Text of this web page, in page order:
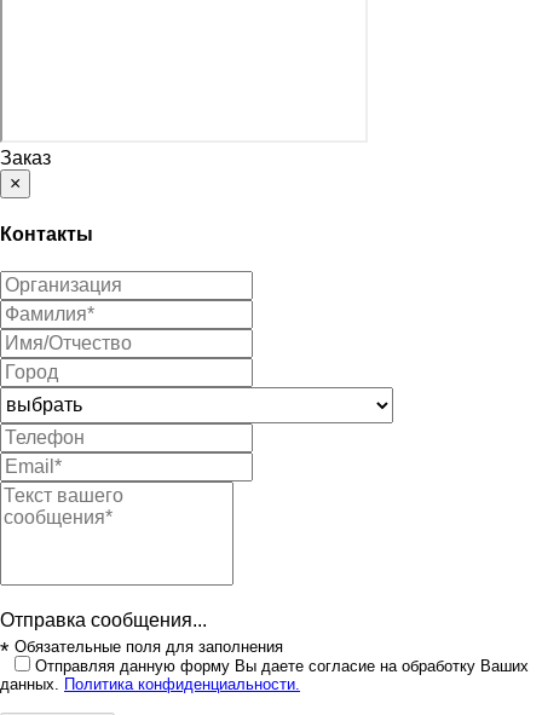
Заказ
×
Контакты
Отправка сообщения...
* Обязательные поля для заполнения
Отправляя данную форму Вы даете согласие на обработку Ваших
данных. Политика конфиденциальности.